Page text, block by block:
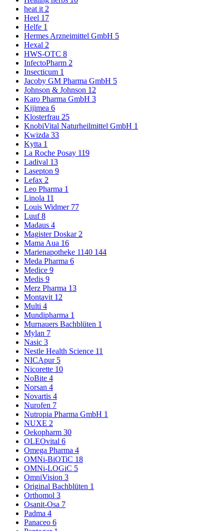
heat it2
Heel 17
Helfe 1
Hermes Arzneimittel GmbH 5
Hexal 2
HWS-OTC 8
InfectoPharm 2
Insecticum 1
Jacoby GM Pharma GmbH 5
Johnson & Johnson 12
Karo Pharma GmbH 3
Kijimea 6
Klosterfrau 25
KnobiVital Naturheilmittel GmbH 1
Kwizda 33
Kytta 1
La Roche Posay 119
Ladival 13
Lasepton 9
Lefax 2
Leo Pharma 1
Linola 11
Louis Widmer 77
Luuf8
Madaus 4
Magister Doskar2
Mama Aua 16
Marienapotheke 1140 144
Meda Pharma 6
Medice 9
Medis 9
Merz Pharma 13
Montavit 12
Multi 4
Mundipharma 1
Murnauers Bachblüten 1
Mylan 7
Nasic 3
Nestle Health Science 11
NICApur 5
Nicorette 10
NoBite 4
Norsan 4
Novartis 4
Nurofen 7
Nutropia Pharma GmbH 1
NUXE 2
Oekopharm 30
OLEOvital 6
Omega Pharma 4
OMNi-BiOTiC 18
OMNi-LOGiC 5
OmniVision 3
Original Bachblüten 1
Orthomol 3
Osanit-Osa 7
Padma 4
Panaceo 6